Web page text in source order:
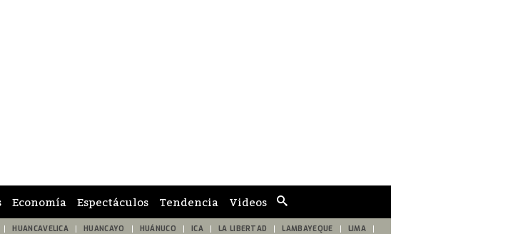
de
búsqueda
Economía Espectáculos Tendencia Videos
HUANCAVELICA HUANCAYO HUÁNUCO ICA LA LIBERTAD LAMBAYEQUE LIMA